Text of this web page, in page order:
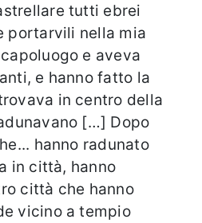
tutti ebrei
portarvili nella mia
e aveva
e hanno fatto la
in centro della
[…] Dopo
hanno radunato
in città, hanno
città che hanno
vicino a tempio